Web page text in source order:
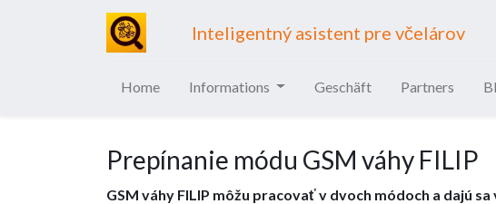
Inteligentný asistent pre včelárov
Home Informations Geschäft Partners
Prepínanie módu GSM váhy FILIP
GSM váhy FILIP môžu pracovať v dvoch módoch a dajú